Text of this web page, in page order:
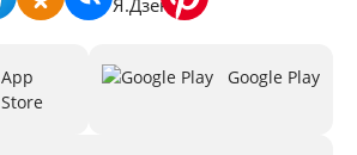
App
Store
Google Play